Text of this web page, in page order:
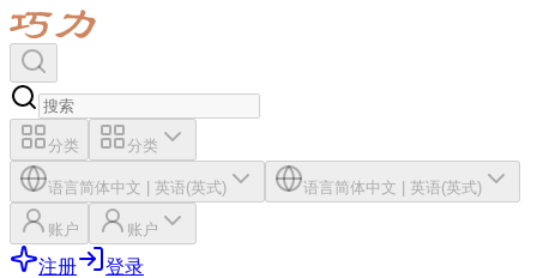
分类 分类
语言简体中文 | 英语(英式) 语言简体中文 | 英语(英式)
账户 账户
注册 登录